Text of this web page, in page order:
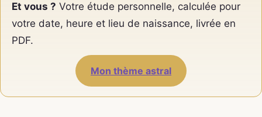
Et vous ? Votre étude personnelle, calculée pour
votre date, heure et lieu de naissance, livrée en
PDF.
Mon thème astral